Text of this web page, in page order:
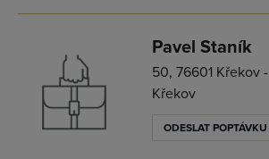
Pavel Staník
50, 76601 Křekov -
Křekov
ODESLAT POPTÁVKU